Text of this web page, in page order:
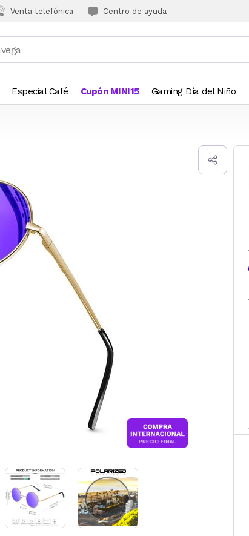
Venta telefónica Centro de ayuda
Especial Café Cupón MINI15 Gaming Día del Niño